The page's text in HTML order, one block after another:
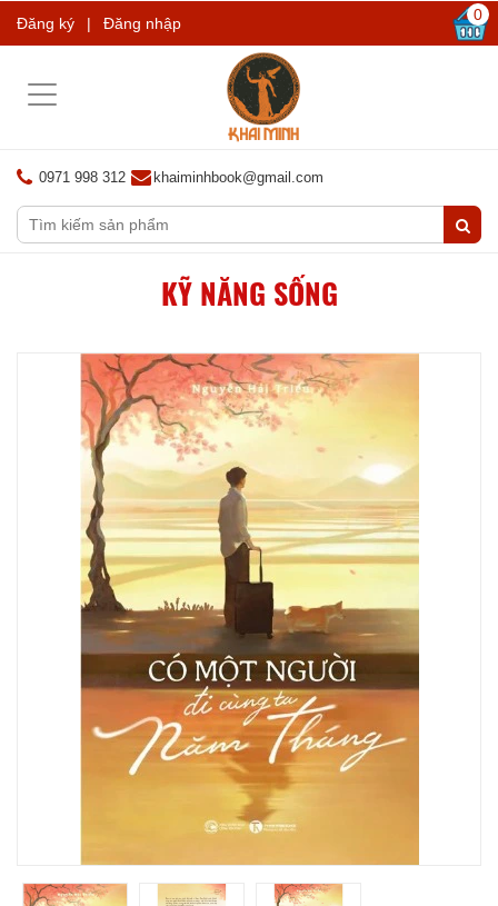
Đăng ký | Đăng nhập 0
Toggle
0971 998 312 khaiminhbook@gmail.com
KỸ NĂNG SỐNG